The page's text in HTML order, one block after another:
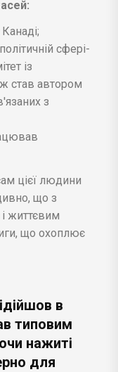
сфері-
із
став автором
з
цієї людини
що з
життєвим
що охоплює
в
типовим
нажиті
для